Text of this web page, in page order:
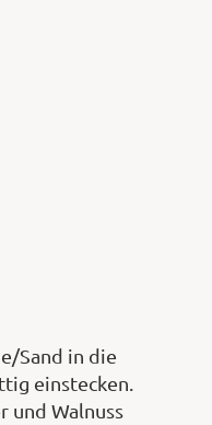
Sand in die
einstecken.
und Walnuss